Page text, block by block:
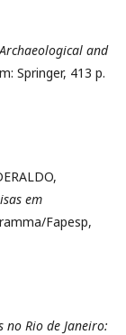
Archaeological and
Springer, 413 p.
em
Fapesp,
no Rio de Janeiro: